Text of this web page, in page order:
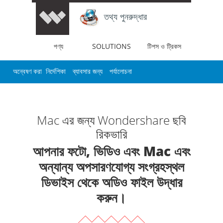
তথ্য পুনরুদ্ধার
পণ্য SOLUTIONS টিপস ও ট্রিকস
অন্বেষণ করা নির্দেশিকা ব্যাবসার জন্য পর্যালোচনা
Mac এর জন্য Wondershare ছবি
রিকভারি
আপনার ফটো, ভিডিও এবং Mac এবং
অন্যান্য অপসারণযোগ্য সংগ্রহস্থল
ডিভাইস থেকে অডিও ফাইল উদ্ধার
করুন।